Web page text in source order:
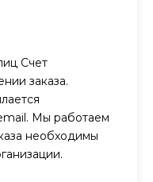
Счет
заказа.
Мы работаем
необходимы